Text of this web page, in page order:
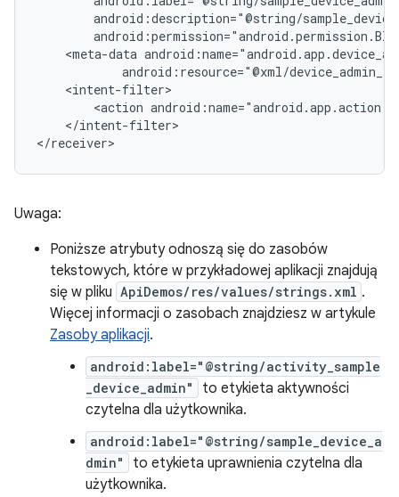
<meta-data
android:resource="@xml/
<action
</intent-filter>
</receiver>
Uwaga:
Poniższe atrybuty odnoszą się do zasobów
tekstowych, które w przykładowej aplikacji znajdują
się w pliku ApiDemos/res/values/strings.xml .
Więcej informacji o zasobach znajdziesz w artykule
Zasoby aplikacji.
android:label="@string/activity_sample
_device_admin"
to etykieta aktywności
czytelna dla użytkownika.
android:label="@string/sample_device_a
dmin"
to etykieta uprawnienia czytelna dla
użytkownika.